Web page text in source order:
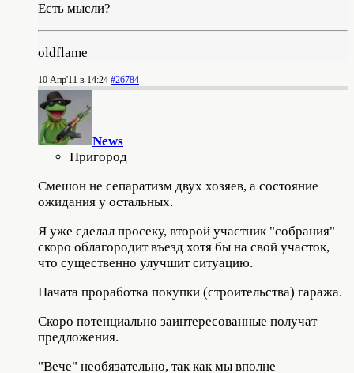
Есть мысли?
oldflame
10 Апр'11 в 14:24 #26784
News
Пригород
Смешон не сепаратизм двух хозяев, а состояние
ожидания у остальных.
Я уже сделал просеку, второй участник "собрания"
скоро облагородит въезд хотя бы на свой участок,
что существенно улучшит ситуацию.
Начата проработка покупки (строительства) гаража.
Скоро потенциально заинтересованные получат
предложения.
"Вече" необязательно, так как мы вполне